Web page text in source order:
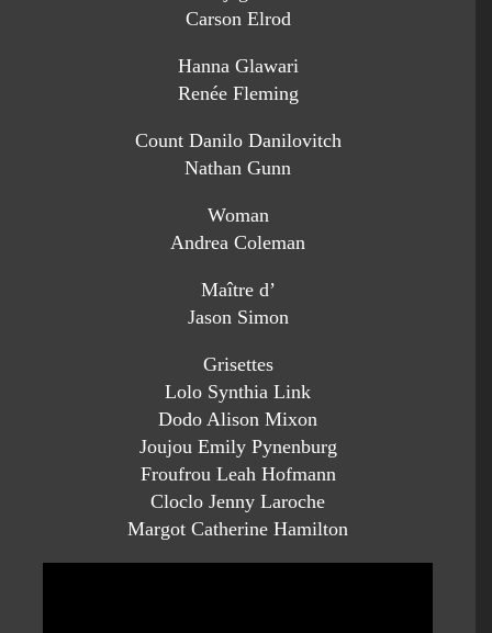
Carson Elrod
Hanna Glawari
Renée Fleming
Count Danilo Danilovitch
Nathan Gunn
Woman
Andrea Coleman
Maître d’
Jason Simon
Grisettes
Lolo Synthia Link
Dodo Alison Mixon
Joujou Emily Pynenburg
Froufrou Leah Hofmann
Cloclo Jenny Laroche
Margot Catherine Hamilton